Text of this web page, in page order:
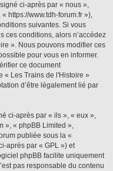
ci-après par « nous »,
https://www.tdh-forum.fr »),
suivantes. Si vous
ces conditions, alors n’accédez
». Nous pouvons modifier ces
pour vous en informer.
ce document
« Les Trains de l'Histoire »
d’être légalement lié par
ci-après par « ils », « eux »,
», « phpBB Limited »,
publiée sous la «
après par « GPL ») et
phpBB facilite uniquement
pas responsable du contenu